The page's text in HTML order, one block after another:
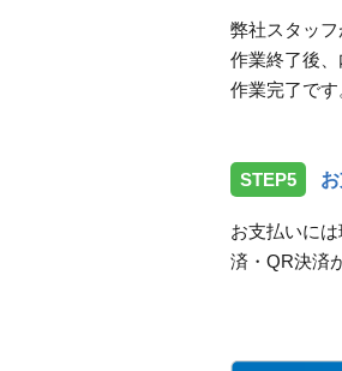
弊社スタッフ
作業終了後
作業完了です
STEP5
お支払いに
済・QR決済